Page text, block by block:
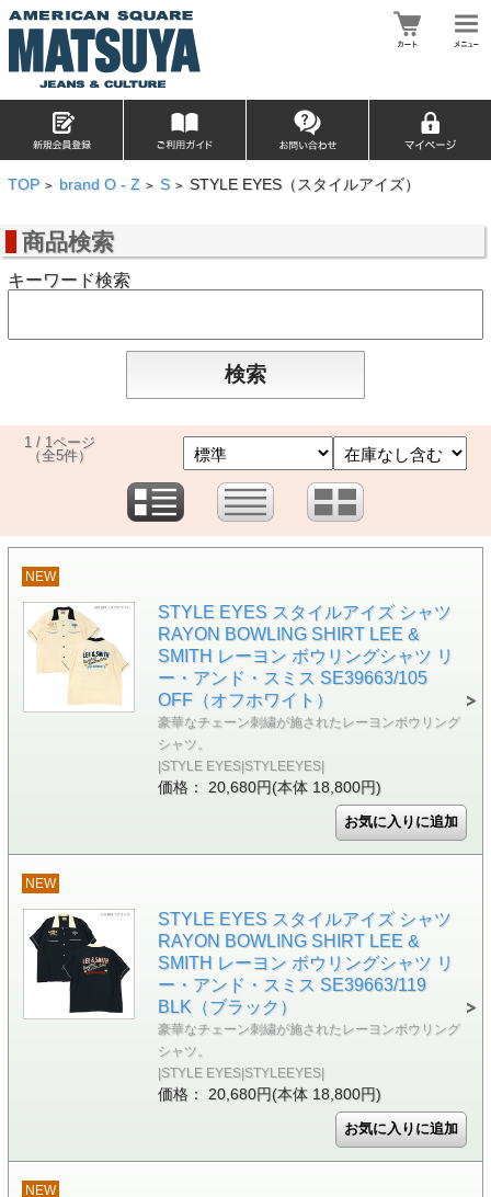
TOP > brand O - Z > S > STYLE EYES（スタイルアイズ）
商品検索
キーワード検索
1 / 1ページ
（全5件）
NEW
STYLE EYES スタイルアイズ シャツ
RAYON BOWLING SHIRT LEE &
SMITH レーヨン ボウリングシャツ リ
ー・アンド・スミス SE39663/105
OFF（オフホワイト）
豪華なチェーン刺繍が施されたレーヨンボウリング
シャツ。
|STYLE EYES|STYLEEYES|
価格： 20,680円(本体 18,800円)
NEW
STYLE EYES スタイルアイズ シャツ
RAYON BOWLING SHIRT LEE &
SMITH レーヨン ボウリングシャツ リ
ー・アンド・スミス SE39663/119
BLK（ブラック）
豪華なチェーン刺繍が施されたレーヨンボウリング
シャツ。
|STYLE EYES|STYLEEYES|
価格： 20,680円(本体 18,800円)
NEW